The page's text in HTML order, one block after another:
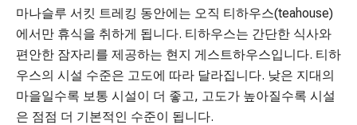
마나슬루 서킷 트레킹 동안에는 오직 티하우스(teahouse)
에서만 휴식을 취하게 됩니다. 티하우스는 간단한 식사와
편안한 잠자리를 제공하는 현지 게스트하우스입니다. 티하
우스의 시설 수준은 고도에 따라 달라집니다. 낮은 지대의
마을일수록 보통 시설이 더 좋고, 고도가 높아질수록 시설
은 점점 더 기본적인 수준이 됩니다.